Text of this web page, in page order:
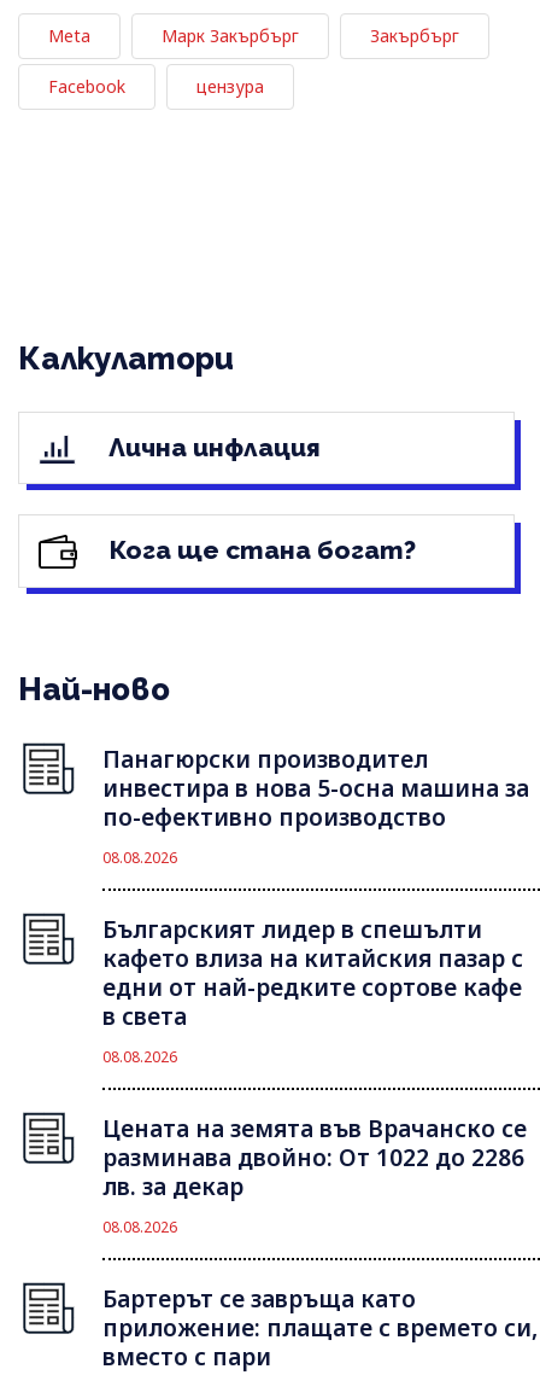
Meta Марк Закърбърг Закърбърг
Facebook цензура
Калкулатори
Лична инфлация
Кога ще стана богат?
Най-ново
Панагюрски производител
инвестира в нова 5-осна машина за
по-ефективно производство
08.08.2026
Българският лидер в спешълти
кафето влиза на китайския пазар с
едни от най-редките сортове кафе
в света
08.08.2026
Цената на земята във Врачанско се
разминава двойно: От 1022 до 2286
лв. за декар
08.08.2026
Бартерът се завръща като
приложение: плащате с времето си,
вместо с пари